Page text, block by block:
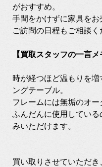
がおすすめ。
手間をかけずに家具をお
ご訪問の日程もご相談く
【買取スタッフの一言メ
時が経つほど温もりを
ングテーブル。
フレームには無垢のオー
ふんだんに使用してい
みいただけます。
買い取りさせていただき